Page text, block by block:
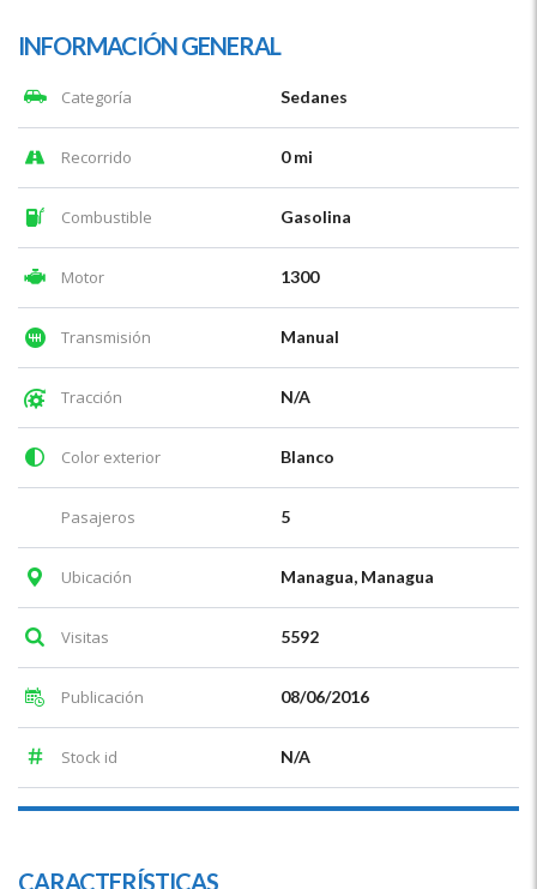
INFORMACIÓN GENERAL
Categoría Sedanes
Recorrido 0 mi
Combustible Gasolina
Motor 1300
Transmisión Manual
Tracción N/A
Color exterior Blanco
Pasajeros 5
Ubicación Managua, Managua
Visitas 5592
Publicación 08/06/2016
Stock id N/A
CARACTERÍSTICAS